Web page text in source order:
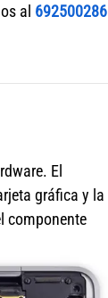
al 692500286
El
gráfica y la
componente